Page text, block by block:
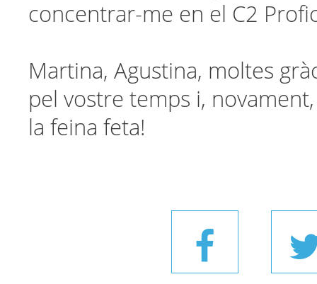
concentrar-me en el C2
Martina, Agustina, moltes
pel vostre temps i,
la feina feta!